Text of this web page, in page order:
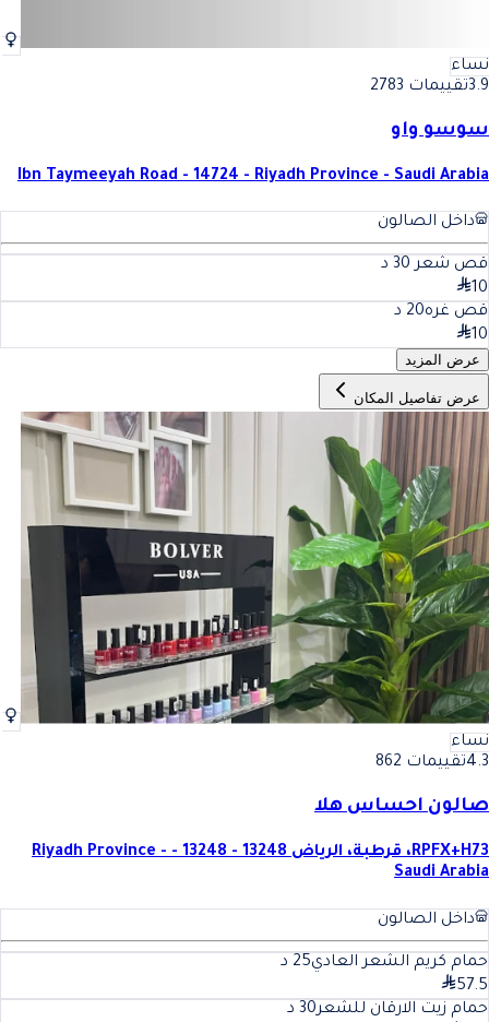
نساء
3.9تقييمات 2783
سوسو واو
Ibn Taymeeyah Road - 14724 - Riyadh Province - Saudi Arabia
داخل الصالون
قص شعر 30 د
10
قص غره20 د
10
عرض المزيد
عرض تفاصيل المكان
نساء
4.3تقييمات 862
صالون احساس هلا
RPFX+H73، قرطبة، الرياض 13248 - 13248 - Riyadh Province -
Saudi Arabia
داخل الصالون
حمام كريم الشعر العادي25 د
57.5
حمام زيت الارقان للشعر30 د